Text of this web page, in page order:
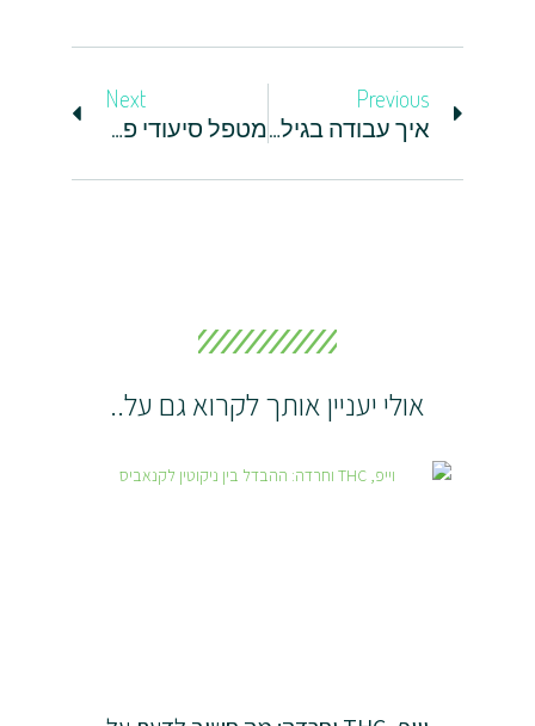
Previous
איך עבודה בגיל השלישי מסייעת בהפחתת תחושת בדידות וחרדה?
Next
מטפל סיעודי פרטי – ליווי אישי שמפחית חרדות
אולי יעניין אותך לקרוא גם על..